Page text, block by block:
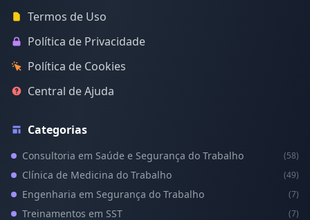
Termos de Uso
Política de Privacidade
Política de Cookies
Central de Ajuda
Categorias
Consultoria em Saúde e Segurança do Trabalho (58)
Clínica de Medicina do Trabalho (49)
Engenharia em Segurança do Trabalho (7)
Treinamentos em SST (7)